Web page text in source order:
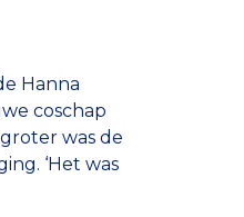
Hanna
coschap
was de
‘Het was